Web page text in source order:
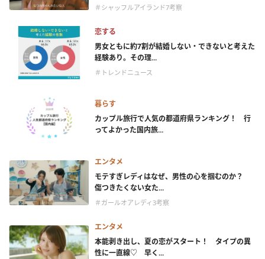
＃シャッフルアイランド7考察
恋する
男女ともに約7割が結婚しない・できないと考えた
経験あり。その理...
＃トレンドニュース
暮らす
カップル旅行で人気の都道府県ランキング！ 行
ってよかった国内旅...
エンタメ
モテすぎレディはなぜ、男性の心を掴むのか？
傷つきたくない女た...
＃ガールオアレディ3考察
エンタメ
本能剥き出し、夏の恋がスタート！ タイプの異
性に一直線♡ 早く...